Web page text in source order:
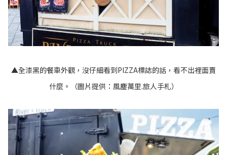
▲全漆黑的餐車外觀，沒仔細看到PIZZA標誌的話，看不出裡面賣
什麼。（圖片提供：風塵萬里.旅人手札）